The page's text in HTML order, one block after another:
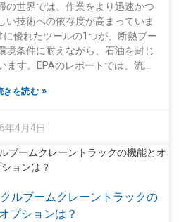
プロジェクトに実際に必要なもの
ます。トラック選びを誤ると、ス
以上にコストがかさんでしまう
ら、時間をかけて具体的な要件を
です。結局のところ、十分な情報
プロジェクトが順調に進むか、高
の世界では、作業をより迅速かつ
い技術への依存度が高まっていま
優れたツールの1つが、断熱ブー
境条件に耐えながら、石油を封じ
す。EPAのレポートでは、流出
す。断熱ブームが真価を発揮する
機能するからです。AquaGuard
ーターソン博士は、この機器の重
特に寒冷地では、清掃作業をうま
ほぼ必須です」と彼は述べていま
化の影響を浮き彫りにしていま
清掃作業の成否を左右する重要な
きを読む »
年4月4日
ルブームクレーントラックの
プションは？